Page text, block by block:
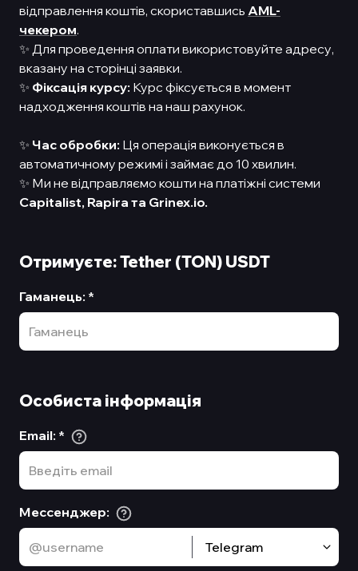
відправлення коштів, скориставшись AML-
чекером.
✨ Для проведення оплати використовуйте адресу,
вказану на сторінці заявки.
✨ Фіксація курсу: Курс фіксується в момент
надходження коштів на наш рахунок.
✨ Час обробки: Ця операція виконується в
автоматичному режимі і займає до 10 хвилин.
✨ Ми не відправляємо кошти на платіжні системи
Capitalist, Rapira та Grinex.io.
Отримуєте: Tether (TON) USDT
Гаманець: *
Особиста інформація
Email: *
Мессенджер:
Telegram